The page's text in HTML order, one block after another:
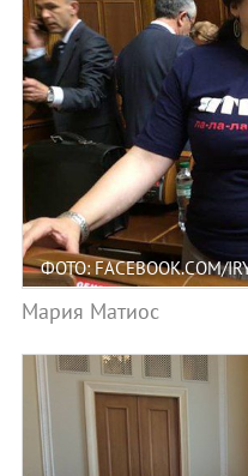
ФОТО: FACEBOOK.COM/
Мария Матиос